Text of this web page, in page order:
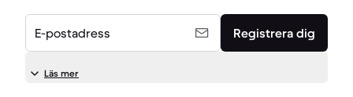
E-postadress Registrera dig
Läs mer